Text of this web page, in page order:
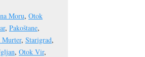
Moru, Otok
, Pakoštane,
Murter, Starigrad,
, Otok Vir,